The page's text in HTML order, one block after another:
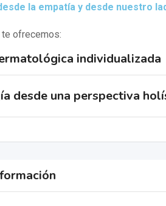
la empatía y desde nuestro
te ofrecemos:
individualizada
desde una perspectiva